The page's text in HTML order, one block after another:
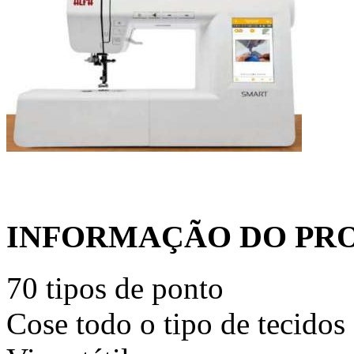
INFORMAÇÃO DO
70 tipos de ponto
Cose todo o tipo de tecidos